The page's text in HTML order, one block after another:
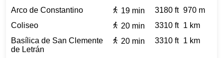
Arco de Constantino
19 min 3180 ft 970 m
Coliseo
20 min 3310 ft
1 km
Basílica de San Clemente
de Letrán
20 min 3310 ft 1 km